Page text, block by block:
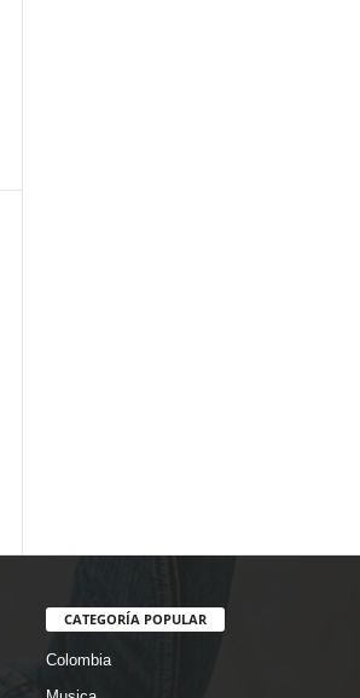
CATEGORÍA POPULAR
Colombia